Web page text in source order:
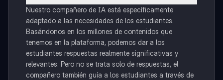
Nuestro compañero de IA está específicamente
adaptado a las necesidades de los estudiantes.
Basándonos en los millones de contenidos que
tenemos en la plataforma, podemos dar a los
estudiantes respuestas realmente significativas y
relevantes. Pero no se trata solo de respuestas, el
compañero también guía a los estudiantes a través de